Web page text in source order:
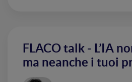
FLACO talk - L’IA
ma neanche i tuoi